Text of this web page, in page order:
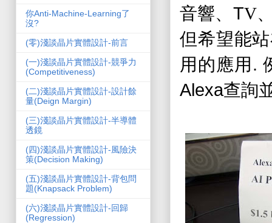
音響、 TV
但希望能
用的應用 .
Alexa查詢
你Anti-Machine-Learning了
沒?
(零)淺談晶片實體設計-前言
(一)淺談晶片實體設計-競爭力
(Competitiveness)
(二)淺談晶片實體設計-設計餘
量(Deign Margin)
(三)淺談晶片實體設計-半導體
透鏡
(四)淺談晶片實體設計-風險決
策(Decision Making)
(五)淺談晶片實體設計-背包問
題(Knapsack Problem)
(­六)淺談晶片實體設計-回歸
(Regression)